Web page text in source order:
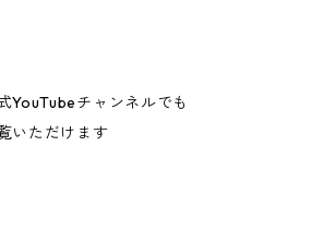
YouTubeチャンネルでも
いただけます